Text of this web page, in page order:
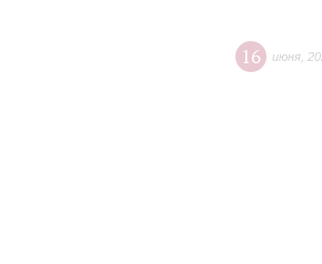
16 июня